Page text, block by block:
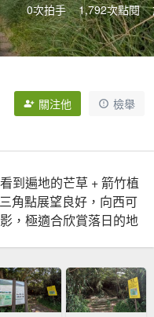
0次拍手 1,792次點閱
關注他 檢舉
到遍地的芒草 + 箭竹植
角點展望良好，向西可
，極適合欣賞落日的地